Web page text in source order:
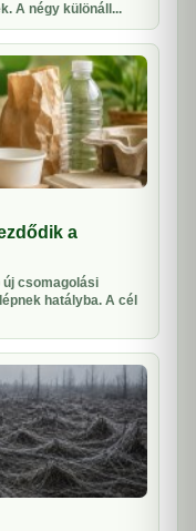
A négy különáll...
a
új csomagolási
hatályba. A cél